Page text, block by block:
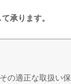
承ります。
の適正な取扱い保